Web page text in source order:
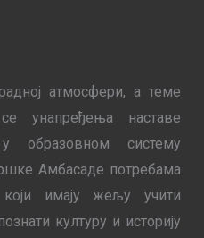
атмосфери, а теме
унапређења наставе
образовном систему
Амбасаде потребама
имају жељу учити
културу и историју